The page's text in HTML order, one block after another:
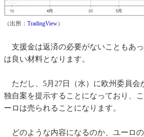
（出所： TradingView）
支援金は返済の必要がないこともあ
は良い材料となります。
ただし、5月27日（水）に欧州委員会
独自案を提示することになっており、
ーロは売られることになります。
どのような内容になるのか、ユーロ